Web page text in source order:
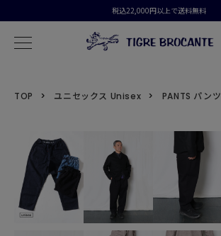
税込22,000円以上で送料無料
TOP ユニセックス Unisex PANTS パンツ